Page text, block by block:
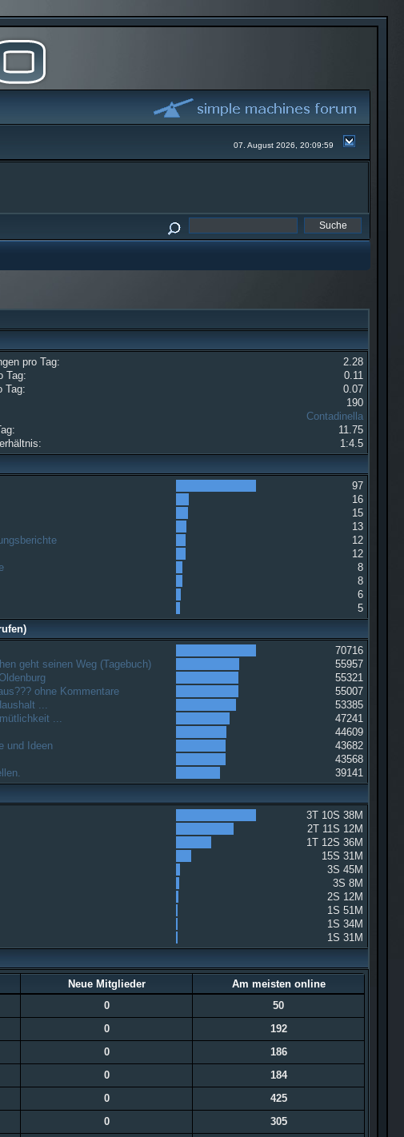
07. August 2026, 20:09:59
pro Tag:
2.28
Tag:
0.11
Tag:
0.07
190
Contadinella
11.75
1:4.5
97
16
15
13
12
12
8
8
6
5
70716
geht seinen Weg (Tagebuch)
55957
55321
ohne Kommentare
55007
...
53385
...
47241
44609
und Ideen
43682
43568
39141
3T 10S 38M
2T 11S 12M
1T 12S 36M
15S 31M
3S 45M
3S 8M
2S 12M
1S 51M
1S 34M
1S 31M
Neue Mitglieder
Am meisten online
0 50
0 192
0 186
0 184
0 425
0 305